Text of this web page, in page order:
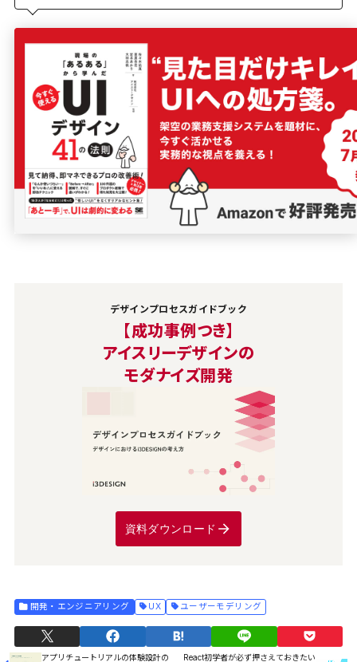
デザインプロセスガイドブック
【成功事例つき】
アイスリーデザインの
モダナイズ開発
資料ダウンロード
開発・エンジニアリング UX ユーザーモデリング
アプリチュートリアルの体験設計の
React初学者が必ず押さえておきたい